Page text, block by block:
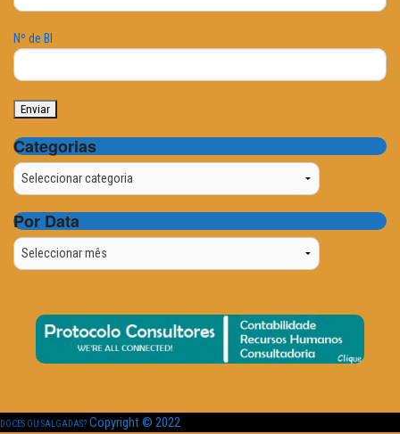
Nº de BI
Categorias
Categorias
Por Data
Por
Data
DOCES OU SALGADAS? Copyright © 2022